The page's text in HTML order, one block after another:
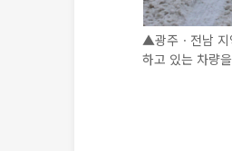
▲광주ㆍ전남 지
하고 있는 차량